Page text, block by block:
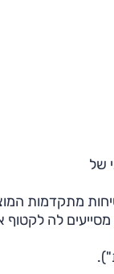
מתקדמות